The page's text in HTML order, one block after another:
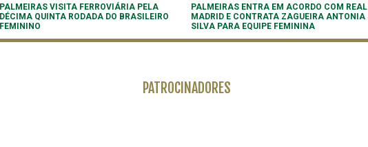
PALMEIRAS VISITA FERROVIÁRIA PELA
DÉCIMA QUINTA RODADA DO BRASILEIRO
FEMININO
PALMEIRAS ENTRA EM ACORDO COM REAL
MADRID E CONTRATA ZAGUEIRA ANTONIA
SILVA PARA EQUIPE FEMININA
PATROCINADORES